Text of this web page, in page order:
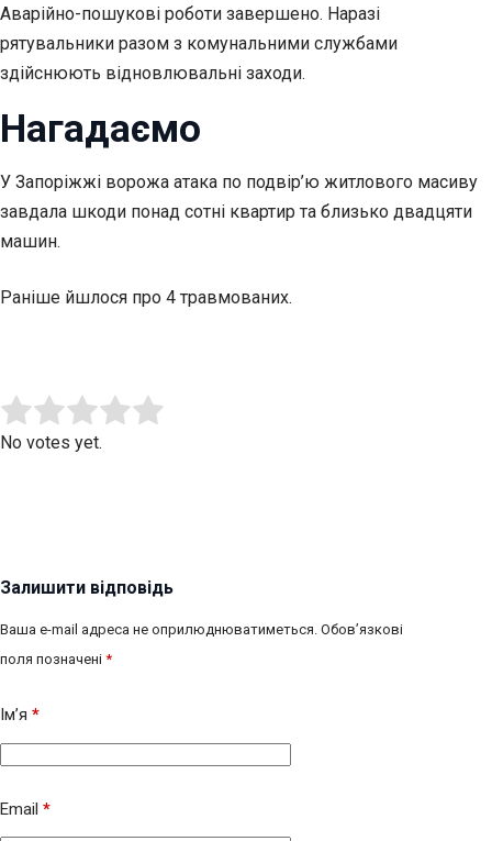
Аварійно-пошукові роботи завершено. Наразі
рятувальники разом з комунальними службами
здійснюють відновлювальні заходи.
Нагадаємо
У Запоріжжі ворожа атака по подвір’ю житлового масиву
завдала шкоди понад сотні квартир та близько двадцяти
машин.
Раніше йшлося про 4 травмованих.
Rate this item:
No votes yet.
Залишити відповідь
Ваша e-mail адреса не оприлюднюватиметься. Обов’язкові
поля позначені *
Ім’я *
Email *